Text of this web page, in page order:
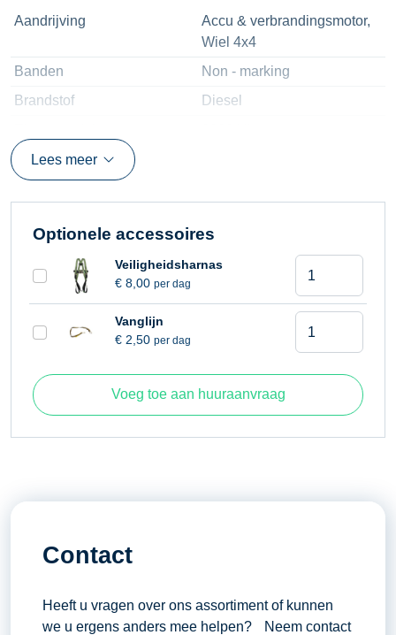
Aandrijving
Accu & verbrandingsmotor,
Wiel 4x4
Banden
Non - marking
Brandstof
Diesel
Gebruiksomstandigheden
Horizontale belasting
Jiblengte
Knikpunthoogte
7 meter
Machine afmeting
6,25 x 2,25 meter
Platform afmetingen
1,80 x 0,85 meter
Platform roterend
100°
Zwenkbereik
355°
Lees meer
Optionele accessoires
Veiligheidsharnas
€8,00 per dag
meter
aantal
Vanglijn
€2,50 per dag
20,80
Voeg toe aan huuraanvraag
Contact
Heeft u vragen over ons assortiment of kunnen
we u ergens anders mee helpen? Neem contact